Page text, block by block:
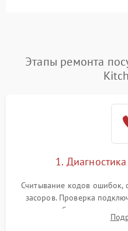
Этапы ремонта
1.
Считывание кодов ошибок,
засоров. Проверка
жалоб на отсутствие
разбрызгивателей или